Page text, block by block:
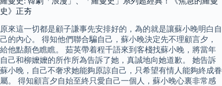
史》正夯
原來這一切都是顧子謙事先安排好的，為的就是讓蘇小晚明白自
己的內心。 得知他們聯合騙自己，蘇小晚決定先不理顧言夕，
給他點顏色瞧瞧。 茹英帶着程千語來到客棧找蘇小晚，將當年
自己和柳嬤嬤的所作所為告訴了她，真誠地向她道歉。 她告訴
蘇小晚，自己不奢求她能夠原諒自己，只希望有情人能夠終成眷
屬。 得知顧言夕自始至終只愛自己一個人，蘇小晚心裏非常感